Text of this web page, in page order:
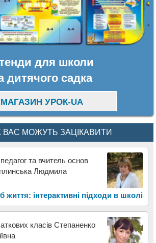
для школи
дитячого садка
МАГАЗИН УРОК-UA
ВАС МОЖУТЬ ЗАЦІКАВИТИ
та вчитель основ
Людмила
життя: інтерактивні підходи в школі
класів Степаненко